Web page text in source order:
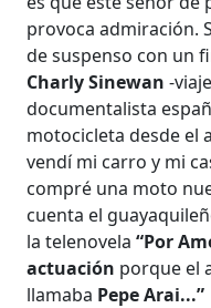
provoca admiración.
de suspenso con un
Charly Sinewan -
documentalista
motocicleta desde el
vendí mi carro y mi
compré una moto
cuenta el
la telenovela“Por
actuación porque el
llamaba Pepe Arai...”